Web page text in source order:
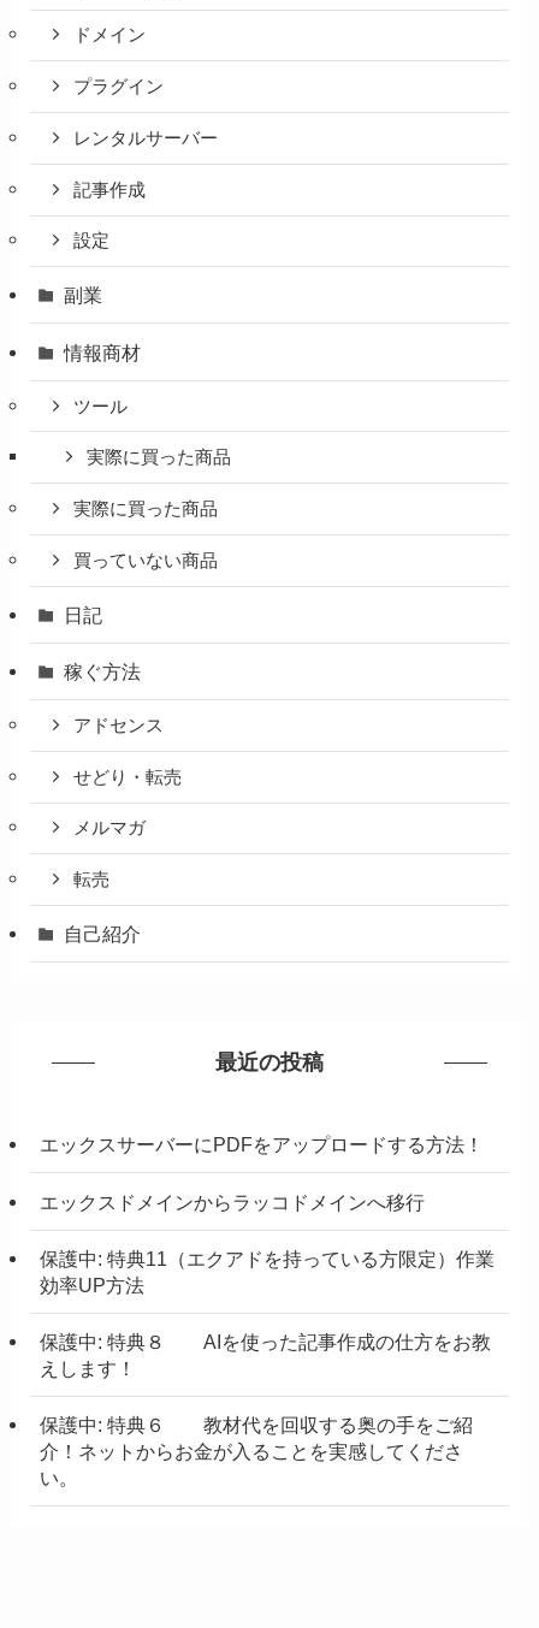
ドメイン
プラグイン
レンタルサーバー
記事作成
設定
副業
情報商材
ツール
実際に買った商品
実際に買った商品
買っていない商品
日記
稼ぐ方法
アドセンス
せどり・転売
メルマガ
転売
自己紹介
最近の投稿
エックスサーバーにPDFをアップロードする方法！
エックスドメインからラッコドメインへ移行
保護中: 特典11（エクアドを持っている方限定）作業
効率UP方法
保護中: 特典８ AIを使った記事作成の仕方をお教
えします！
保護中: 特典６ 教材代を回収する奥の手をご紹
介！ネットからお金が入ることを実感してくださ
い。